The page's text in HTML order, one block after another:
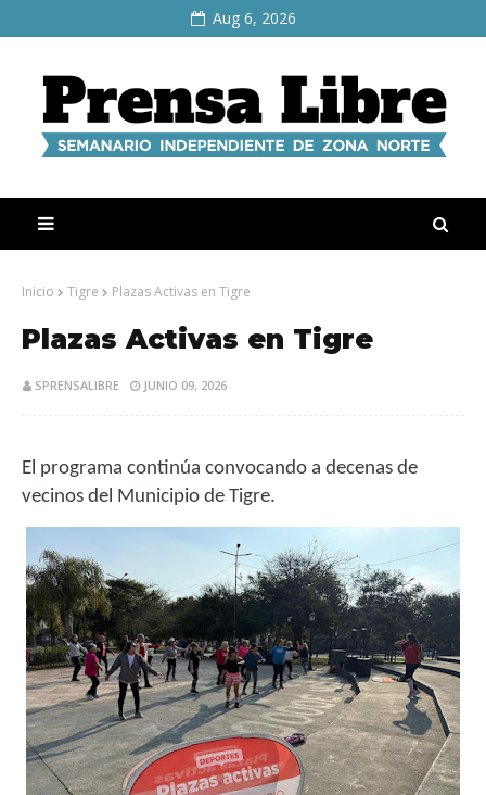
Aug 6, 2026
Inicio Tigre Plazas Activas en Tigre
Plazas Activas en Tigre
SPRENSALIBRE JUNIO 09, 2026
El programa continúa convocando a decenas de
vecinos del Municipio de Tigre.